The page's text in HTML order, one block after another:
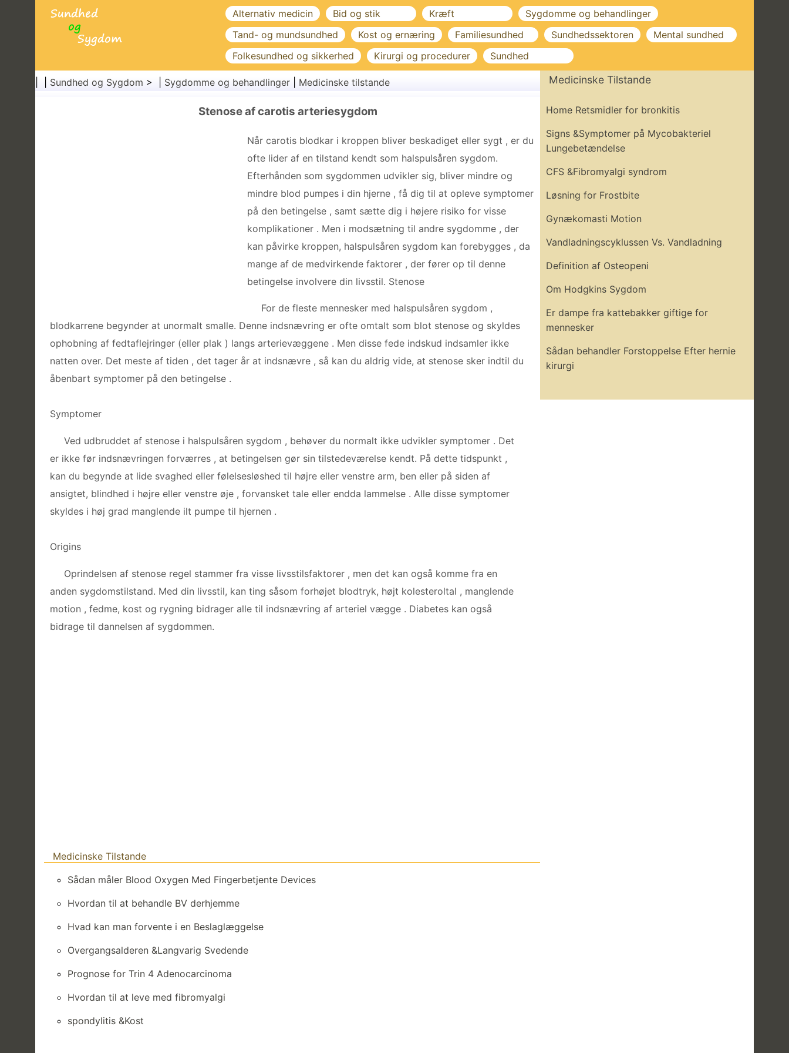
Alternativ medicin Bid og stik Kræft
Sygdomme og behandlinger
Tand- og mundsundhed
Kost og ernæring Familiesundhed Sundhedssektoren
Mental sundhed
Folkesundhed og sikkerhed
Kirurgi og procedurer Sundhed
Sundhed og Sygdom > | Sygdomme og behandlinger Medicinske tilstande
Stenose af carotis arteriesygdom
Når carotis blodkar i kroppen bliver beskadiget eller sygt , er du
ofte lider af en tilstand kendt som halspulsåren sygdom.
Efterhånden som sygdommen udvikler sig, bliver mindre og
mindre blod pumpes i din hjerne , få dig til at opleve symptomer
på den betingelse , samt sætte dig i højere risiko for visse
komplikationer . Men i modsætning til andre sygdomme , der
kan påvirke kroppen, halspulsåren sygdom kan forebygges , da
mange af de medvirkende faktorer , der fører op til denne
betingelse involvere din livsstil. Stenose
For de fleste mennesker med halspulsåren sygdom ,
blodkarrene begynder at unormalt smalle. Denne indsnævring er ofte omtalt som blot stenose og skyldes
ophobning af fedtaflejringer (eller plak ) langs arterievæggene . Men disse fede indskud indsamler ikke
natten over. Det meste af tiden , det tager år at indsnævre , så kan du aldrig vide, at stenose sker indtil du
åbenbart symptomer på den betingelse .
Symptomer
Ved udbruddet af stenose i halspulsåren sygdom , behøver du normalt ikke udvikler symptomer . Det
er ikke før indsnævringen forværres , at betingelsen gør sin tilstedeværelse kendt. På dette tidspunkt ,
kan du begynde at lide svaghed eller følelsesløshed til højre eller venstre arm, ben eller på siden af ​​
ansigtet, blindhed i højre eller venstre øje , forvansket tale eller endda lammelse . Alle disse symptomer
skyldes i høj grad manglende ilt pumpe til hjernen .
Origins
Oprindelsen af ​​stenose regel stammer fra visse livsstilsfaktorer , men det kan også komme fra en
anden sygdomstilstand. Med din livsstil, kan ting såsom forhøjet blodtryk, højt kolesteroltal , manglende
motion , fedme, kost og rygning bidrager alle til indsnævring af arteriel vægge . Diabetes kan også
bidrage til dannelsen af sygdommen.
Medicinske Tilstande
Sådan måler Blood Oxygen Med Fingerbetjente Devices
Hvordan til at behandle BV derhjemme
Hvad kan man forvente i en Beslaglæggelse
Overgangsalderen &Langvarig Svedende
Prognose for Trin 4 Adenocarcinoma
Hvordan til at leve med fibromyalgi
spondylitis &Kost
Medicinske Tilstande
Home Retsmidler for bronkitis
Signs &Symptomer på Mycobakteriel
Lungebetændelse
CFS &Fibromyalgi syndrom
Løsning for Frostbite
Gynækomasti Motion
Vandladningscyklussen Vs. Vandladning
Definition af Osteopeni
Om Hodgkins Sygdom
Er dampe fra kattebakker giftige for
mennesker
Sådan behandler Forstoppelse Efter hernie
kirurgi